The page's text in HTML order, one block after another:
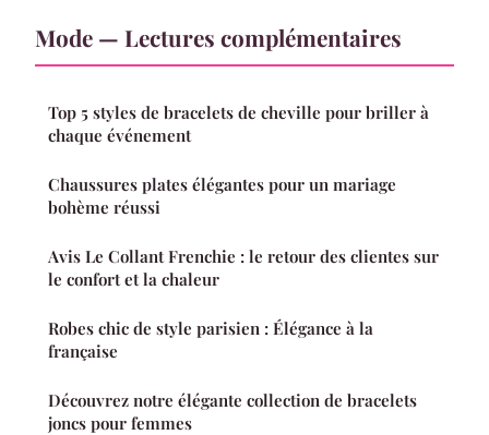
Mode — Lectures complémentaires
Top 5 styles de bracelets de cheville pour briller à
chaque événement
Chaussures plates élégantes pour un mariage
bohème réussi
Avis Le Collant Frenchie : le retour des clientes sur
le confort et la chaleur
Robes chic de style parisien : Élégance à la
française
Découvrez notre élégante collection de bracelets
joncs pour femmes